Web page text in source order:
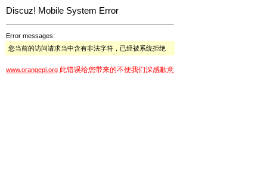
Discuz! Mobile System Error
Error messages:
您当前的访问请求当中含有非法字符，已经被系统拒绝
www.orangepi.org 此错误给您带来的不便我们深感歉意